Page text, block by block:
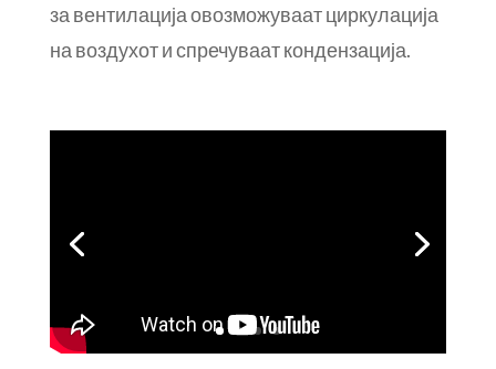
за вентилација овозможуваат циркулација
на воздухот и спречуваат кондензација.